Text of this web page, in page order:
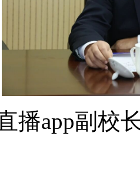
播app副校